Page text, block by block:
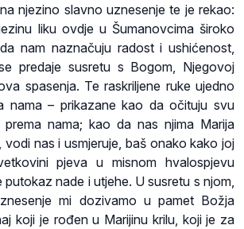
njezino slavno uznesenje te je rekao:
liku ovdje u Šumanovcima široko
nam naznačuju radost i ushićenost,
predaje susretu s Bogom, Njegovoj
spasenja. Te raskriljene ruke ujedno
nama – prikazane kao da očituju svu
prema nama; kao da nas njima Marija
nas i usmjeruje, baš onako kako joj
pjeva u misnom hvalospjevu
putokaz nade i utjehe. U susretu s njom,
mi dozivamo u pamet Božja
koji je rođen u Marijinu krilu, koji je za